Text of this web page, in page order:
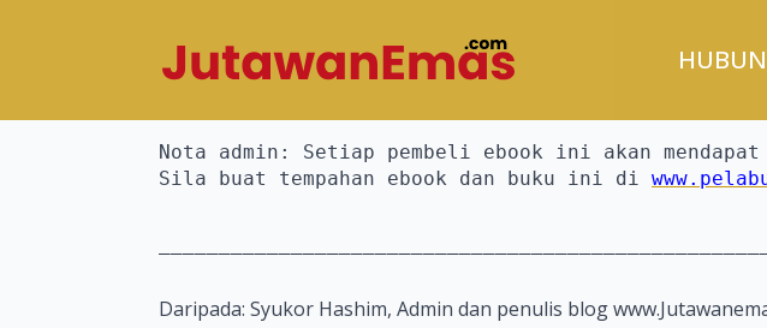
Nota admin: Setiap pembeli ebook ini akan
Sila buat tempahan ebook dan buku ini di
Daripada: Syukor Hashim, Admin dan penulis blog